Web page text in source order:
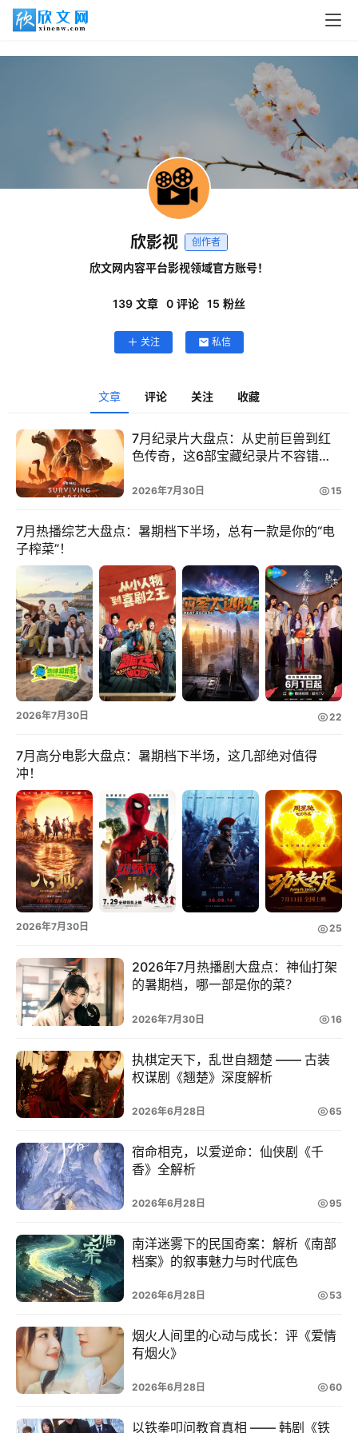
首
页
读
书
网
文
剧
观
影
动
漫
游
校
园
网
络
文
作
家
榜
登录 注册
欣影视 创作者
欣文网内容平台影视领域官方账号！
139 文章 0 评论 15 粉丝
关注 私信
文章 评论 关注 收藏
7月纪录片大盘点：从史前巨兽到红
色传奇，这6部宝藏纪录片不容错
2026年7月30日 15
7月热播综艺大盘点：暑期档下半场，总有一款是你的“电
子榨菜”！
2026年7月30日 22
7月高分电影大盘点：暑期档下半场，这几部绝对值得
冲！
2026年7月30日 25
2026年7月热播剧大盘点：神仙打架
的暑期档，哪一部是你的菜？
2026年7月30日 16
执棋定天下，乱世自翘楚 —— 古装
权谋剧《翘楚》深度解析
2026年6月28日 65
宿命相克，以爱逆命：仙侠剧《千
香》全解析
2026年6月28日 95
南洋迷雾下的民国奇案：解析《南部
档案》的叙事魅力与时代底色
2026年6月28日 53
烟火人间里的心动与成长：评《爱情
有烟火》
2026年6月28日 60
以铁拳叩问教育真相 —— 韩剧《铁